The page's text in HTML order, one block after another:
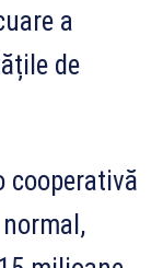
a
de
cooperativă